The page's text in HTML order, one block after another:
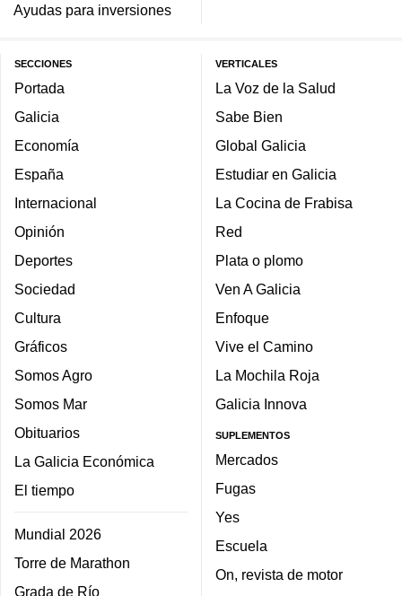
Ayudas para inversiones
SECCIONES
Portada
Galicia
Economía
España
Internacional
Opinión
Deportes
Sociedad
Cultura
Gráficos
Somos Agro
Somos Mar
Obituarios
La Galicia Económica
El tiempo
Mundial 2026
Torre de Marathon
Grada de Río
VERTICALES
La Voz de la Salud
Sabe Bien
Global Galicia
Estudiar en Galicia
La Cocina de Frabisa
Red
Plata o plomo
Ven A Galicia
Enfoque
Vive el Camino
La Mochila Roja
Galicia Innova
SUPLEMENTOS
Mercados
Fugas
Yes
Escuela
On, revista de motor